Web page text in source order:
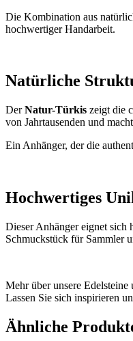
Die Kombination aus
hochwertiger Handarbeit.
Natürliche
DerNatur-Türkis zeigt die
von Jahrtausenden und
Ein Anhänger, der die
Hochwertiges
Dieser Anhänger eignet sich
Schmuckstück für Sammler
Mehr über unsere
Lassen Sie sich inspirieren
Ähnliche